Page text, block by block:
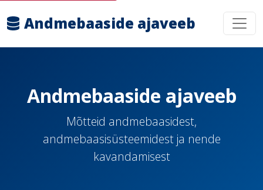
Andmebaaside ajaveeb
Andmebaaside ajaveeb
Mõtteid andmebaasidest,
andmebaasisüsteemidest ja nende
kavandamisest